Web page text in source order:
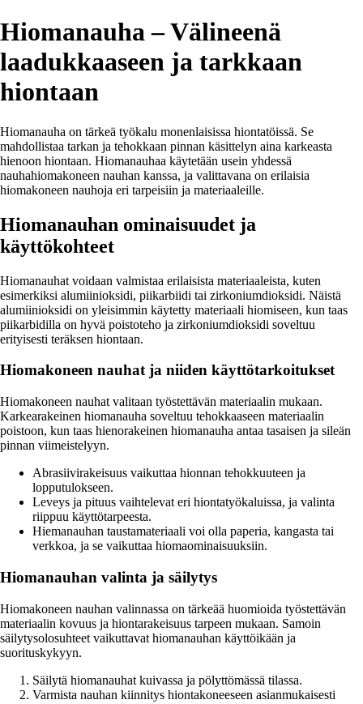
Hiomanauha – Välineenä
laadukkaaseen ja tarkkaan
hiontaan
Hiomanauha on tärkeä työkalu monenlaisissa hiontatöissä. Se
mahdollistaa tarkan ja tehokkaan pinnan käsittelyn aina karkeasta
hienoon hiontaan. Hiomanauhaa käytetään usein yhdessä
nauhahiomakoneen nauhan kanssa, ja valittavana on erilaisia
hiomakoneen nauhoja eri tarpeisiin ja materiaaleille.
Hiomanauhan ominaisuudet ja
käyttökohteet
Hiomanauhat voidaan valmistaa erilaisista materiaaleista, kuten
esimerkiksi alumiinioksidi, piikarbiidi tai zirkoniumdioksidi. Näistä
alumiinioksidi on yleisimmin käytetty materiaali hiomiseen, kun taas
piikarbidilla on hyvä poistoteho ja zirkoniumdioksidi soveltuu
erityisesti teräksen hiontaan.
Hiomakoneen nauhat ja niiden käyttötarkoitukset
Hiomakoneen nauhat valitaan työstettävän materiaalin mukaan.
Karkearakeinen hiomanauha soveltuu tehokkaaseen materiaalin
poistoon, kun taas hienorakeinen hiomanauha antaa tasaisen ja sileän
pinnan viimeistelyyn.
Abrasiivirakeisuus vaikuttaa hionnan tehokkuuteen ja
lopputulokseen.
Leveys ja pituus vaihtelevat eri hiontatyökaluissa, ja valinta
riippuu käyttötarpeesta.
Hiemanauhan taustamateriaali voi olla paperia, kangasta tai
verkkoa, ja se vaikuttaa hiomaominaisuuksiin.
Hiomanauhan valinta ja säilytys
Hiomakoneen nauhan valinnassa on tärkeää huomioida työstettävän
materiaalin kovuus ja hiontarakeisuus tarpeen mukaan. Samoin
säilytysolosuhteet vaikuttavat hiomanauhan käyttöikään ja
suorituskykyyn.
Säilytä hiomanauhat kuivassa ja pölyttömässä tilassa.
Varmista nauhan kiinnitys hiontakoneeseen asianmukaisesti